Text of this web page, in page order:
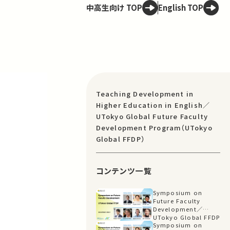
中高生向け TOP English TOP
Teaching Development in
Higher Education in English／
UTokyo Global Future Faculty
Development Program（UTokyo
Global FFDP）
コンテンツ一覧
Symposium on
Future Faculty
Development／
UTokyo Global FFDP
Symposium on